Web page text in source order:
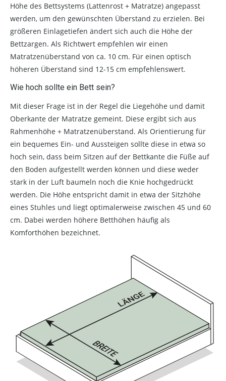
Höhe des Bettsystems (Lattenrost + Matratze) angepasst
werden, um den gewünschten Überstand zu erzielen. Bei
größeren Einlagetiefen ändert sich auch die Höhe der
Bettzargen. Als Richtwert empfehlen wir einen
Matratzenüberstand von ca. 10 cm. Für einen optisch
höheren Überstand sind 12-15 cm empfehlenswert.
Wie hoch sollte ein Bett sein?
Mit dieser Frage ist in der Regel die Liegehöhe und damit
Oberkante der Matratze gemeint. Diese ergibt sich aus
Rahmenhöhe + Matratzenüberstand. Als Orientierung für
ein bequemes Ein- und Aussteigen sollte diese in etwa so
hoch sein, dass beim Sitzen auf der Bettkante die Füße auf
den Boden aufgestellt werden können und diese weder
stark in der Luft baumeln noch die Knie hochgedrückt
werden. Die Höhe entspricht damit in etwa der Sitzhöhe
eines Stuhles und liegt optimalerweise zwischen 45 und 60
cm. Dabei werden höhere Betthöhen häufig als
Komforthöhen bezeichnet.